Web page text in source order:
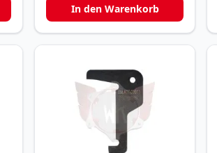
In den Warenkorb